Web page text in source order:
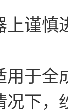
上谨慎
用于
况下，